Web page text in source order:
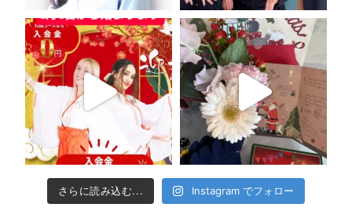
さらに読み込む... Instagram でフォロー